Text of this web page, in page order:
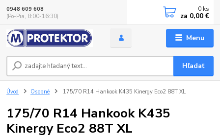
Menu
Hľadať
0948 609 608
(Po-Pia, 8:00-16:30)
0 ks
za 0,00 €
Úvod Osobné 175/70 R14 Hankook K435 Kinergy Eco2 88T XL
175/70 R14 Hankook K435
Kinergy Eco2 88T XL